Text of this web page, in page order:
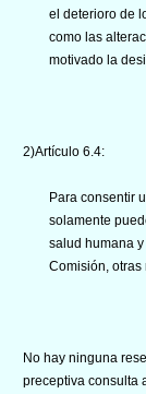
el deterioro de
como las
motivado la
2)Artículo 6.4:
Para consentir
solamente
salud humana
Comisión, otras
No hay ninguna
preceptiva consulta